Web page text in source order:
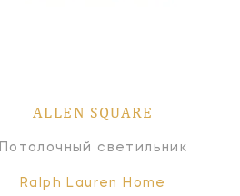
ALLEN SQUARE
Потолочный светильник
Ralph Lauren Home